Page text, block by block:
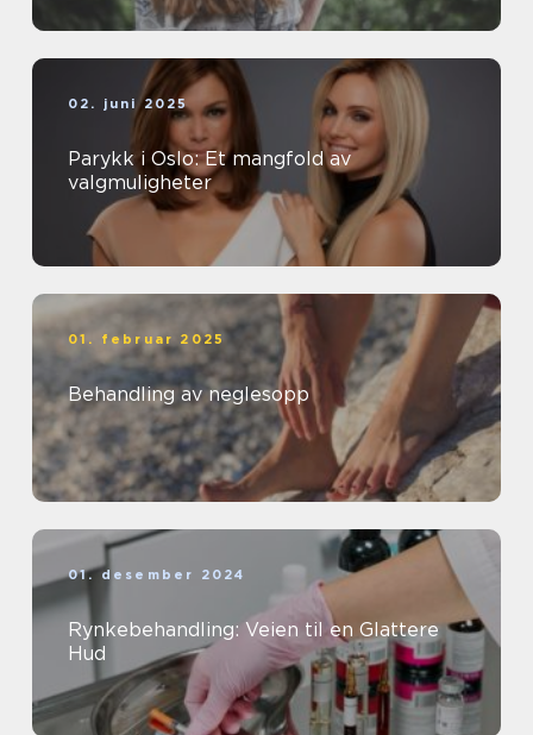
02. juni 2025
Parykk i Oslo: Et mangfold av
valgmuligheter
01. februar 2025
Behandling av neglesopp
01. desember 2024
Rynkebehandling: Veien til en Glattere
Hud